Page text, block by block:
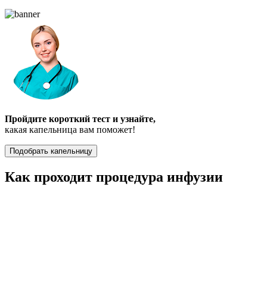
Пройдите короткий тест и узнайте,
какая капельница вам поможет!
Подобрать капельницу
Как проходит процедура инфузии